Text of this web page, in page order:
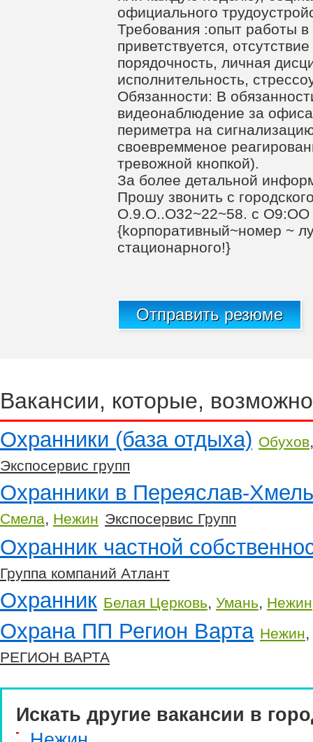
официального
Требования :опыт работы в
приветствуется,
порядочность, личная
исполнительность,
Обязанности: В
видеонаблюдение за
периметра на
своевремменое
тревожной кнопкой).
За более детальной
Прошу звонить с
О.9.О..О32~22~58. c
{kopпoративный~нoмеp ~
cтациoнарногo!}
Отправить резюме
Вакансии, которые,
Охранники (база отдыха) Обухов
Экспосервис групп
Охранники в Переяслав-
Смела, Нежин Экспосервис Групп
Охранник частной
Группа компаний Атлант
Охранник Белая Церковь, Умань, Нежин
Охрана ПП Регион Варта Нежин,
РЕГИОН ВАРТА
Искать другие вакансии в